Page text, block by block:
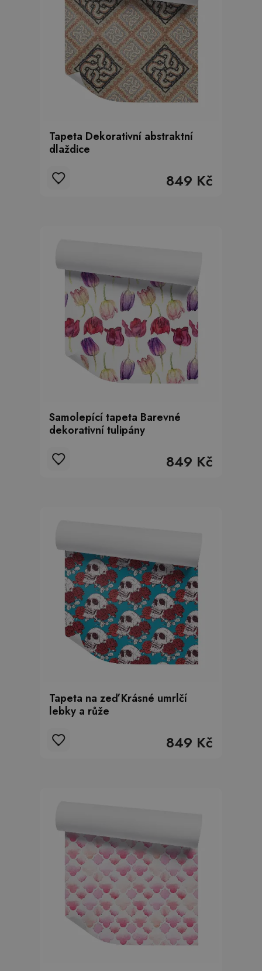
Tapeta Dekorativní abstraktní
dlaždice
849 Kč
Samolepící tapeta Barevné
dekorativní tulipány
849 Kč
Tapeta na zeď Krásné umrlčí
lebky a růže
849 Kč